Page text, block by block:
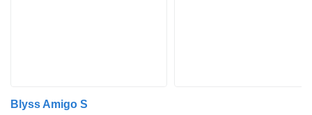
Blyss Amigo S